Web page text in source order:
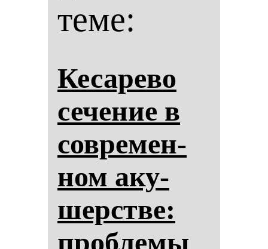
теме:
Ке­са­ре­во
се­че­ние в
сов­ре­мен­
ном аку­
шерстве:
проб­ле­мы